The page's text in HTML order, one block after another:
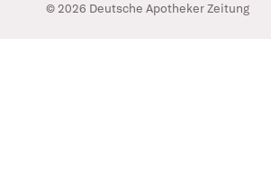
© 2026 Deutsche Apotheker Zeitung